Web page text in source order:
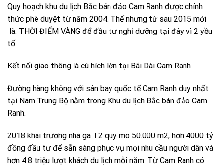
Quy hoạch khu du lịch Bắc bán đảo Cam Ranh được chính
thức phê duyệt từ năm 2004. Thế nhưng từ sau 2015 mới
là: THỜI ĐIỂM VÀNG để đầu tư nghỉ dưỡng tại đây vì 2 yều
tố:
Kết nối giao thông là cú hích lớn tại Bãi Dài Cam Ranh
Đường hàng không với sân bay quốc tế Cam Ranh duy nhất
tại Nam Trung Bộ nằm trong Khu du lịch Bắc bán đảo Cam
Ranh.
2018 khai trương nhà ga T2 quy mô 50.000 m2, hơn 4000 tỷ
đồng đầu tư để sẵn sàng phục vụ mọi nhu cầu người dân và
hơn 4.8 triệu lượt khách du lịch mỗi năm. Từ Cam Ranh có